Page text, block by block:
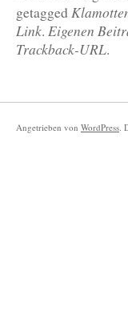
getagged
Link. Eigenen
Trackback-URL.
Angetrieben von WordPress.